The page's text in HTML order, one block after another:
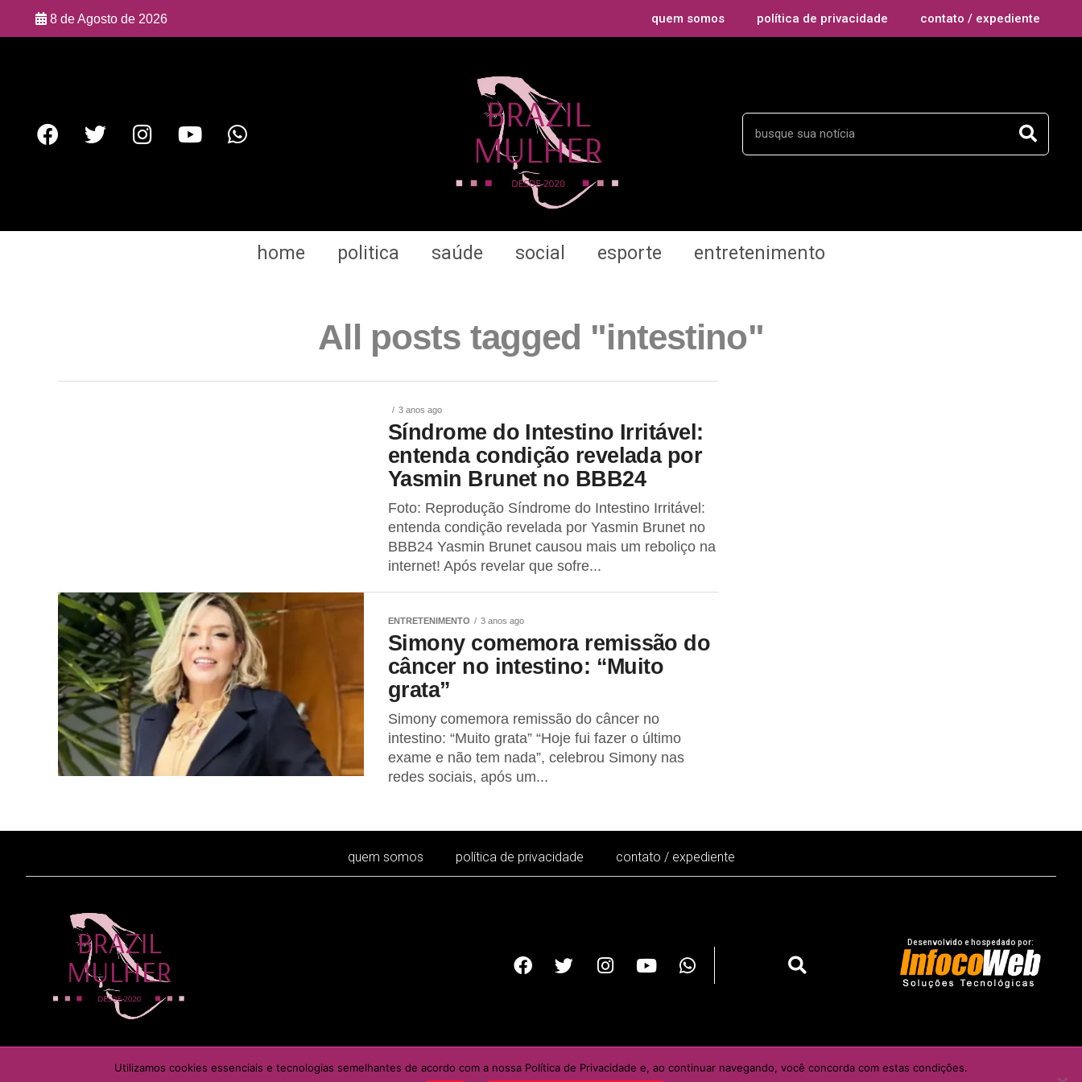
8 de Agosto de 2026 quem somos política de privacidade contato / expediente
home politica saúde social esporte entretenimento
All posts tagged "intestino"
3 anos ago
Síndrome do Intestino Irritável:
entenda condição revelada por
Yasmin Brunet no BBB24
Foto: Reprodução Síndrome do Intestino Irritável:
entenda condição revelada por Yasmin Brunet no
BBB24 Yasmin Brunet causou mais um reboliço na
internet! Após revelar que sofre...
ENTRETENIMENTO 3 anos ago
Simony comemora remissão do
câncer no intestino: “Muito
grata”
Simony comemora remissão do câncer no
intestino: “Muito grata” “Hoje fui fazer o último
exame e não tem nada”, celebrou Simony nas
redes sociais, após um...
quem somos política de privacidade contato / expediente
Desenvolvido e hospedado por:
É proibida a reprodução total ou parcial de seu conteúdo sem a autorização por escrito do autor e / ou editor
Utilizamos cookies essenciais e tecnologias semelhantes de acordo com a nossa Política de Privacidade e, ao continuar navegando, você concorda com estas condições.